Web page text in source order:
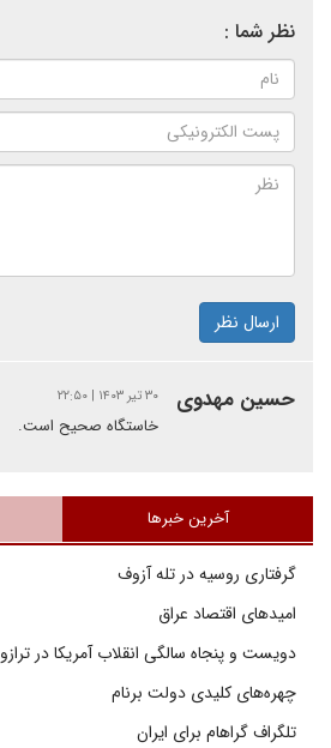
نظر شما :
ارسال نظر
حسین مهدوی ۳۰ تیر ۱۴۰۳ | ۲۲:۵۰
خاستگاه صحیح است.
آخرین خبرها
گرفتاری روسیه در تله آزوف
امیدهای اقتصاد عراق
دویست و پنجاه سالگی انقلاب آمریکا در ترازو
چهره‌های کلیدی دولت برنام
تلگراف گراهام برای ایران